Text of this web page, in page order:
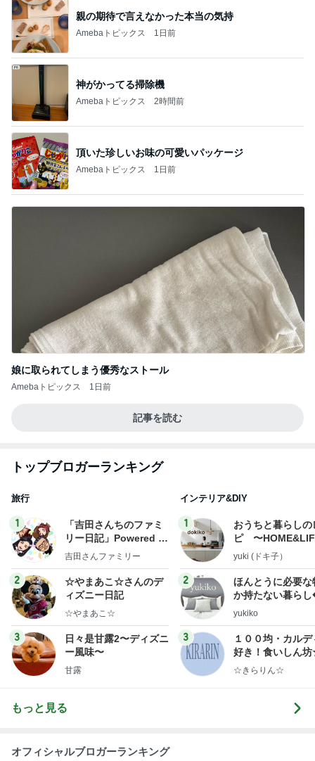
親の期待で言えなかった本当の気持
Amebaトピックス 1日前
神がかってる掃除機
Amebaトピックス 2時間前
頂いた珍しいお味の可愛いパッケージ
Amebaトピックス 1日前
娘に取られてしまう優秀なストール
Amebaトピックス 1日前
記事を読む
トップブロガーランキング
旅行
1
「吉田さんちのファミ
リー日記」Powered b
y Ameba 吉田さんファ
ログ
吉田さんファミリー
2
☆やまあこ☆さんのデ
ィズニー日記
☆やまあこ☆
3
日々是甘露2〜ディズニ
ー風味〜
甘露
インテリア&DIY
1
おうちと暮らしの
ピ 〜
yuki (ドキ子）
2
ほんとうに必要な
か持たない暮ら
ep Life Simple◆
yukiko
3
１００均・カルデ
好き！食いしん
らりん☆のブログ
☆きらりん☆
もっと見る
オフィシャルブロガーランキング